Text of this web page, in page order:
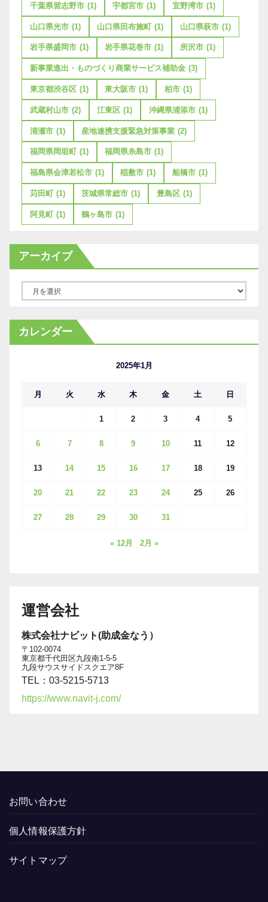
千葉県習志野市 (1) 宇都宮市 (1) 宜野湾市 (1)
山口県光市 (1) 山口県田布施町 (1) 山口県萩市 (1)
岩手県盛岡市 (1) 岩手県花巻市 (1) 所沢市 (1)
新事業進出・ものづくり商業サービス補助金 (3)
東京都渋谷区 (1) 東大阪市 (1) 柏市 (1)
武蔵村山市 (2) 江東区 (1) 沖縄県浦添市 (1)
清瀬市 (1) 産地連携支援緊急対策事業 (2)
福岡県岡垣町 (1) 福岡県糸島市 (1)
福島県会津若松市 (1) 稲敷市 (1) 船橋市 (1)
苅田町 (1) 茨城県常総市 (1) 豊島区 (1)
阿見町 (1) 鶴ヶ島市 (1)
アーカイブ
カ
イ
カレンダー
2025年1月
月 火 水 木 金 土 日
1 2 3 4 5
6 7 8 9 10 11 12
13 14 15 16 17 18 19
20 21 22 23 24 25 26
27 28 29 30 31
« 12月 2月 »
運営会社
株式会社ナビット(助成金なう）
〒102-0074
東京都千代田区九段南1-5-5
九段サウスサイドスクエア8F
TEL：03-5215-5713
https://www.navit-j.com/
お問い合わせ
個人情報保護方針
サイトマップ